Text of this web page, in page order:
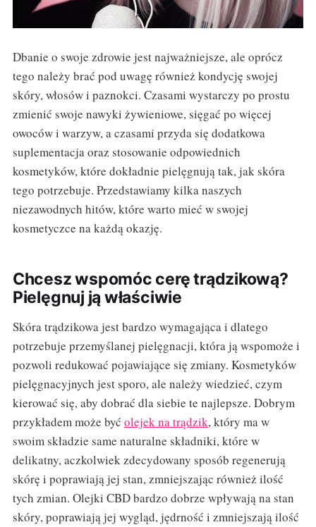
Dbanie o swoje zdrowie jest najważniejsze, ale oprócz
tego należy brać pod uwagę również kondycję swojej
skóry, włosów i paznokci. Czasami wystarczy po prostu
zmienić swoje nawyki żywieniowe, sięgać po więcej
owoców i warzyw, a czasami przyda się dodatkowa
suplementacja oraz stosowanie odpowiednich
kosmetyków, które dokładnie pielęgnują tak, jak skóra
tego potrzebuje. Przedstawiamy kilka naszych
niezawodnych hitów, które warto mieć w swojej
kosmetyczce na każdą okazję.
Chcesz wspomóc cerę trądzikową?
Pielęgnuj ją właściwie
Skóra trądzikowa jest bardzo wymagająca i dlatego
potrzebuje przemyślanej pielęgnacji, która ją wspomoże i
pozwoli redukować pojawiające się zmiany. Kosmetyków
pielęgnacyjnych jest sporo, ale należy wiedzieć, czym
kierować się, aby dobrać dla siebie te najlepsze. Dobrym
przykładem może być olejek na trądzik, który ma w
swoim składzie same naturalne składniki, które w
delikatny, aczkolwiek zdecydowany sposób regenerują
skórę i poprawiają jej stan, zmniejszając również ilość
tych zmian. Olejki CBD bardzo dobrze wpływają na stan
skóry, poprawiają jej wygląd, jędrność i zmniejszają ilość